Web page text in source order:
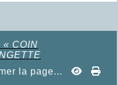
« COIN
la page...